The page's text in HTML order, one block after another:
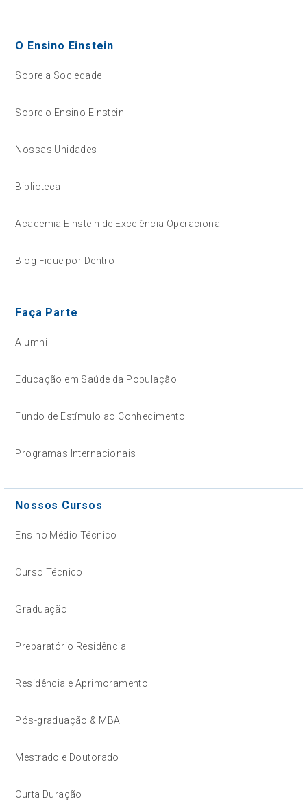
O Ensino Einstein
Sobre a Sociedade
Sobre o Ensino Einstein
Nossas Unidades
Biblioteca
Academia Einstein de Excelência Operacional
Blog Fique por Dentro
Faça Parte
Alumni
Educação em Saúde da População
Fundo de Estímulo ao Conhecimento
Programas Internacionais
Nossos Cursos
Ensino Médio Técnico
Curso Técnico
Graduação
Preparatório Residência
Residência e Aprimoramento
Pós-graduação & MBA
Mestrado e Doutorado
Curta Duração